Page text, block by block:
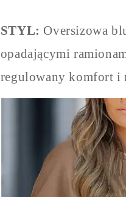
STYL: Oversizowa
opadającymi
regulowany komfort i